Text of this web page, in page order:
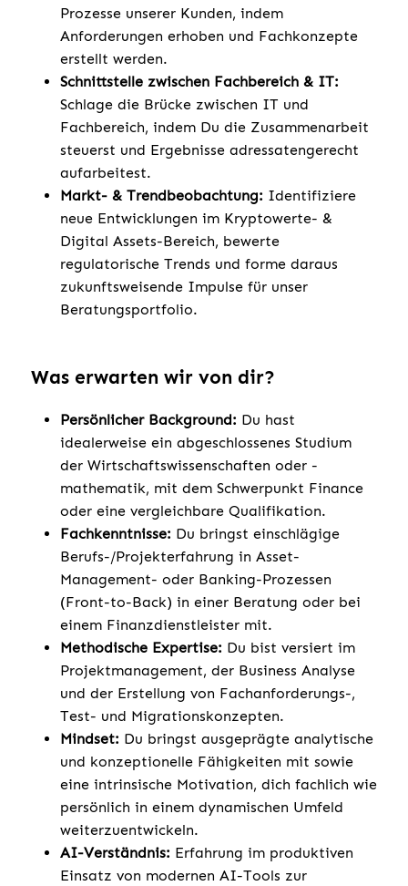
Prozesse unserer Kunden, indem
Anforderungen erhoben und Fachkonzepte
erstellt werden.
Schnittstelle zwischen Fachbereich & IT:
Schlage die Brücke zwischen IT und
Fachbereich, indem Du die Zusammenarbeit
steuerst und Ergebnisse adressatengerecht
aufarbeitest.
Markt- & Trendbeobachtung: Identifiziere
neue Entwicklungen im Kryptowerte- &
Digital Assets-Bereich, bewerte
regulatorische Trends und forme daraus
zukunftsweisende Impulse für unser
Beratungsportfolio.
Was erwarten wir von dir?
Persönlicher Background: Du hast
idealerweise ein abgeschlossenes Studium
der Wirtschaftswissenschaften oder -
mathematik, mit dem Schwerpunkt Finance
oder eine vergleichbare Qualifikation.
Fachkenntnisse: Du bringst einschlägige
Berufs-/Projekterfahrung in Asset-
Management- oder Banking-Prozessen
(Front-to-Back) in einer Beratung oder bei
einem Finanzdienstleister mit.
Methodische Expertise: Du bist versiert im
Projektmanagement, der Business Analyse
und der Erstellung von Fachanforderungs-,
Test- und Migrationskonzepten.
Mindset: Du bringst ausgeprägte analytische
und konzeptionelle Fähigkeiten mit sowie
eine intrinsische Motivation, dich fachlich wie
persönlich in einem dynamischen Umfeld
weiterzuentwickeln.
AI-Verständnis: Erfahrung im produktiven
Einsatz von modernen AI-Tools zur